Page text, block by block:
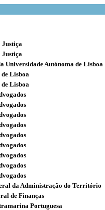
Justiça
Justiça
Universidade Autónoma de Lisboa
Lisboa
Lisboa
da Administração do Território
de Finanças
Portuguesa